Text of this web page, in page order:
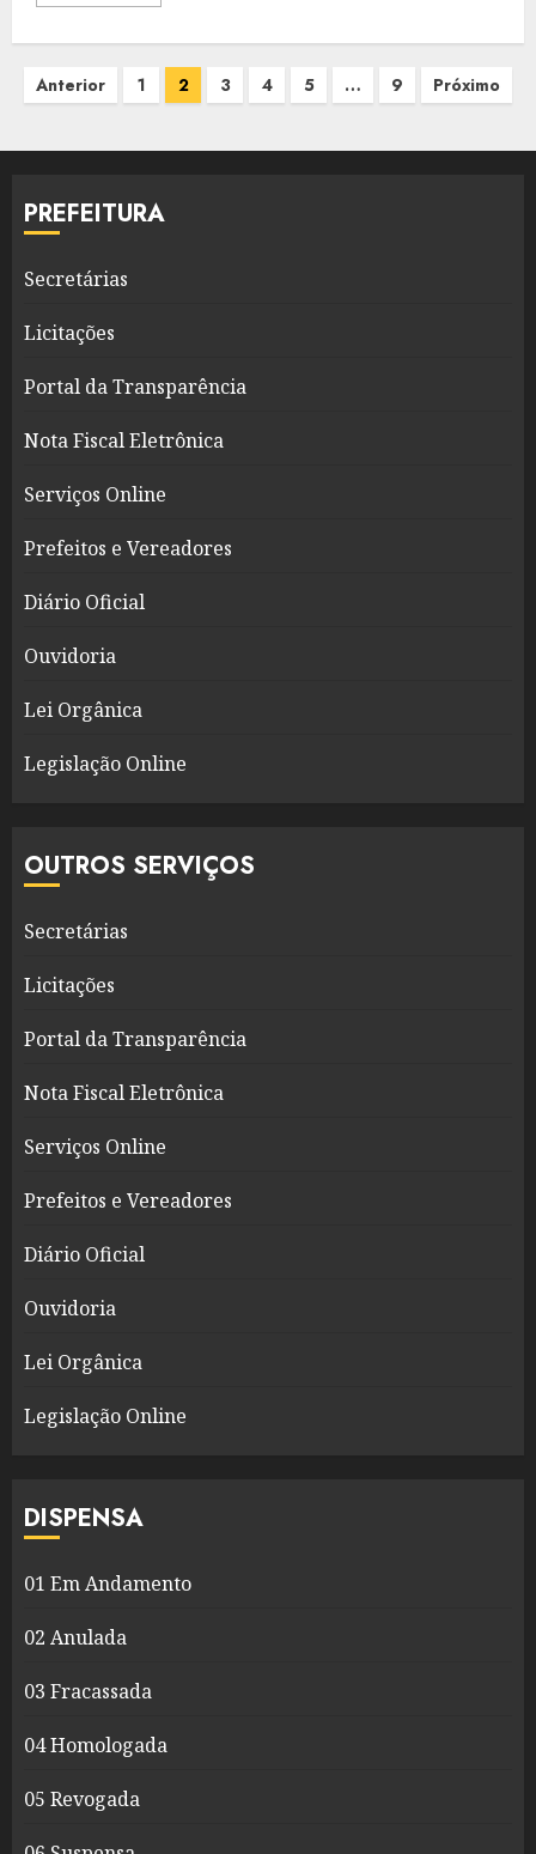
Paginação
posts
Anterior 1 2 3 4 5 … 9 Próximo
PREFEITURA
Secretárias
Licitações
Portal da Transparência
Nota Fiscal Eletrônica
Serviços Online
Prefeitos e Vereadores
Diário Oficial
Ouvidoria
Lei Orgânica
Legislação Online
OUTROS SERVIÇOS
Secretárias
Licitações
Portal da Transparência
Nota Fiscal Eletrônica
Serviços Online
Prefeitos e Vereadores
Diário Oficial
Ouvidoria
Lei Orgânica
Legislação Online
DISPENSA
01 Em Andamento
02 Anulada
03 Fracassada
04 Homologada
05 Revogada